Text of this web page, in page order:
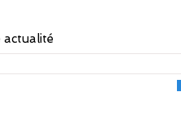
actualité